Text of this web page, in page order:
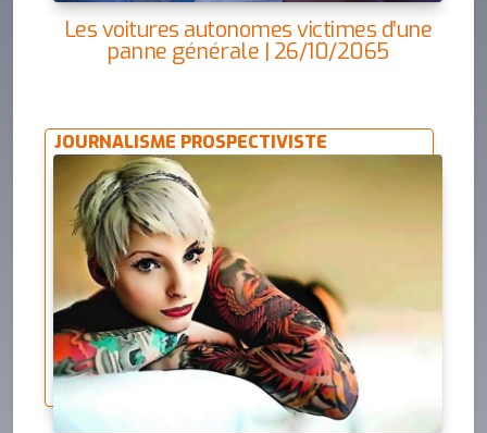
Les voitures autonomes victimes d’une
panne générale | 26/10/2065
JOURNALISME PROSPECTIVISTE